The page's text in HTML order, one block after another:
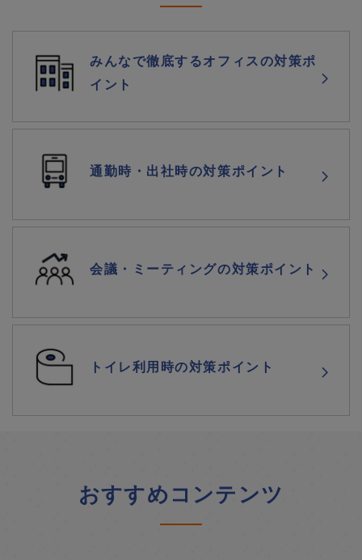
みんなで徹底するオフィスの対策ポ
イント
通勤時・出社時の対策ポイント
会議・ミーティングの対策ポイント
トイレ利用時の対策ポイント
おすすめコンテンツ